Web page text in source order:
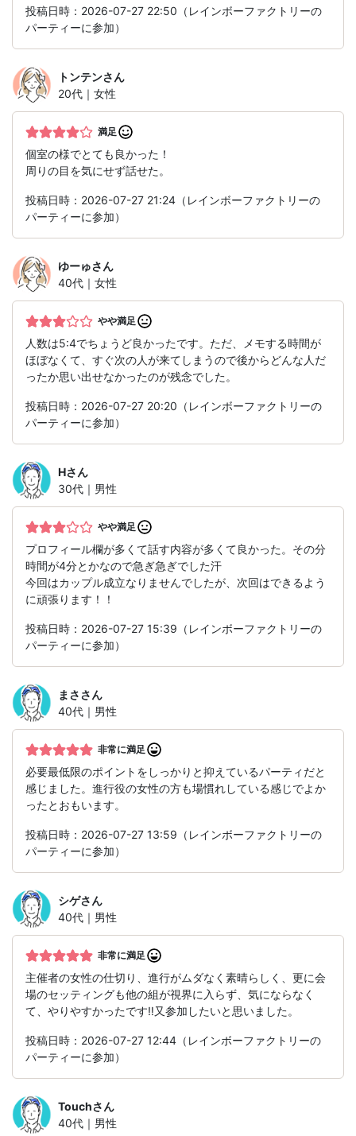
投稿日時：2026-07-27 22:50（レインボーファクトリーの
パーティーに参加）
トンテンさん
20代｜女性
満足
個室の様でとても良かった！
周りの目を気にせず話せた。
投稿日時：2026-07-27 21:24（レインボーファクトリーの
パーティーに参加）
ゆーゅさん
40代｜女性
やや満足
人数は5:4でちょうど良かったです。ただ、メモする時間が
ほぼなくて、すぐ次の人が来てしまうので後からどんな人だ
ったか思い出せなかったのが残念でした。
投稿日時：2026-07-27 20:20（レインボーファクトリーの
パーティーに参加）
Hさん
30代｜男性
やや満足
プロフィール欄が多くて話す内容が多くて良かった。その分
時間が4分とかなので急ぎ急ぎでした汗
今回はカップル成立なりませんでしたが、次回はできるよう
に頑張ります！！
投稿日時：2026-07-27 15:39（レインボーファクトリーの
パーティーに参加）
まささん
40代｜男性
非常に満足
必要最低限のポイントをしっかりと抑えているパーティだと
感じました。進行役の女性の方も場慣れしている感じでよか
ったとおもいます。
投稿日時：2026-07-27 13:59（レインボーファクトリーの
パーティーに参加）
シゲさん
40代｜男性
非常に満足
主催者の女性の仕切り、進行がムダなく素晴らしく、更に会
場のセッティングも他の組が視界に入らず、気にならなく
て、やりやすかったです‼️又参加したいと思いました。
投稿日時：2026-07-27 12:44（レインボーファクトリーの
パーティーに参加）
Touchさん
40代｜男性